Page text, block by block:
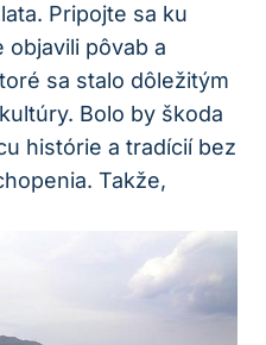
Pripojte sa ku
objavili pôvab a
sa stalo dôležitým
Bolo by škoda
histórie a tradícií bez
Takže,